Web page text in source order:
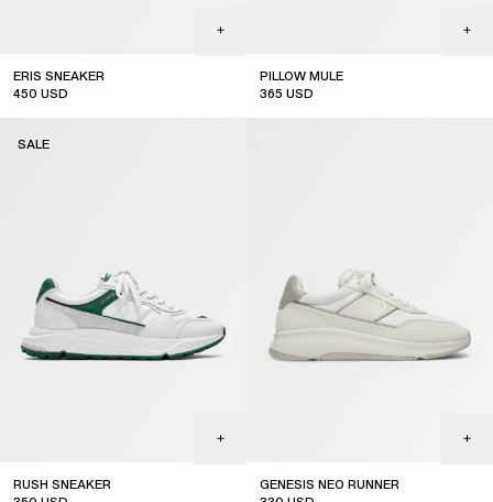
ERIS SNEAKER
450 USD
PILLOW MULE
365 USD
RUSH SNEAKER
SALE
GENESIS NEO RUNNER